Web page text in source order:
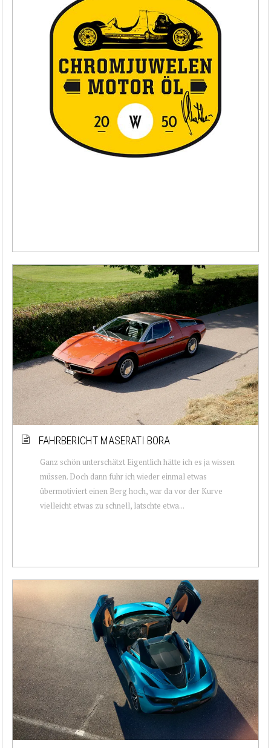
FAHRBERICHT MASERATI BORA
Ganz schön unterschätzt Eigentlich hätte ich es ja wissen
müssen. Doch dann fuhr ich wieder einmal etwas
übermotiviert einen Berg hoch, war da vor der Kurve
vielleicht etwas zu schnell, latschte etwa...